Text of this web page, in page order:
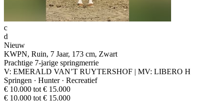
c
d
Nieuw
KWPN, Ruin, 7 Jaar, 173 cm, Zwart
Prachtige 7-jarige springmerrie
V: EMERALD VAN’T RUYTERSHOF | MV: LIBERO H
Springen · Hunter · Recreatief
€ 10.000 tot € 15.000
€ 10.000 tot € 15.000